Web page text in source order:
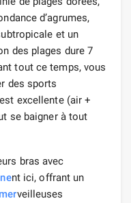
d’agrumes,
et un
des plages dure 7
tout ce temps, vous
des sports
est excellente (air +
se baigner à tout
bras avec
nt ici, offrant un
veilleuses